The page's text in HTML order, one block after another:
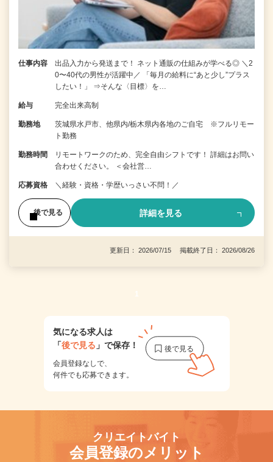
仕事内容
出品入力から発送まで！ ネット通販の仕組みが学べる◎ ＼2
0〜40代の男性が活躍中／ 「毎月の給料に“あと少し”プラス
したい！」 ⇒そんな〈目標〉を…
給与 完全出来高制
勤務地
茨城県水戸市、他県内/栃木県内各地のご自宅 ※フルリモー
ト勤務
勤務時間
リモートワークのため、完全自由シフトです！ 詳細はお問い
合わせください。 ＜会社営…
応募資格 ＼経験・資格・学歴いっさい不問！／
後で見る 詳細を見る
更新日： 2026/07/15 掲載終了日： 2026/08/26
1
気になる求人は
「後で見る 」で保存！
会員登録なしで、
何件でも応募できます。
クリエイトバイト
会員登録のメリット